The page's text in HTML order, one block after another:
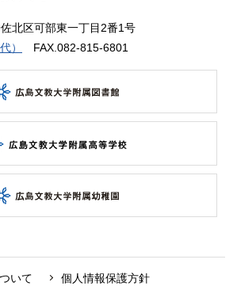
北区可部東一丁目2番1号
）
FAX.082-815-6801
いて 個人情報保護方針